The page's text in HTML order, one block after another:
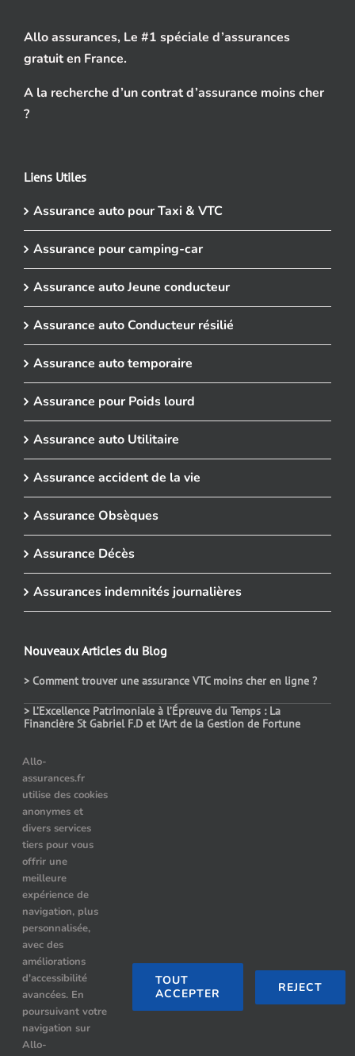
Allo assurances, Le #1 spéciale d’assurances
gratuit en France.
A la recherche d’un contrat d’assurance moins cher
?
Nouveaux Articles du Blog
> Comment trouver une assurance VTC moins cher en ligne ?
> L’Excellence Patrimoniale à l’Épreuve du Temps : La
Financière St Gabriel F.D et l’Art de la Gestion de Fortune
> Le prix des assurances pour les véhicules hybrides : comment
choisir ?
> Quelle assurance auto après résiliation pour alcoolémie ?
Liens Utiles
Assurance auto pour Taxi & VTC
Assurance pour camping-car
Assurance auto Jeune conducteur
Assurance auto Conducteur résilié
Assurance auto temporaire
Assurance pour Poids lourd
Assurance auto Utilitaire
Assurance accident de la vie
Assurance Obsèques
Assurance Décès
Assurances indemnités journalières
Nos Partenaires
Location de limousine à Paris
Hummer limousine paris
Limousine Paris
Rennes Limousine avec chauffeur
Allo-
assurances.fr
utilise des cookies
anonymes et
divers services
tiers pour vous
offrir une
meilleure
expérience de
navigation, plus
personnalisée,
avec des
améliorations
d'accessibilité
avancées. En
poursuivant votre
navigation sur
Allo-
TOUT
ACCEPTER
REJECT